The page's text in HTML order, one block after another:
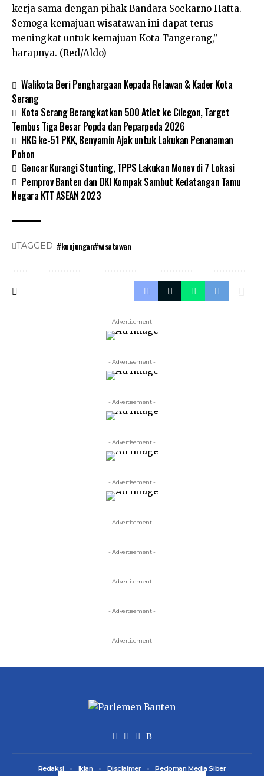
kerja sama dengan pihak Bandara Soekarno Hatta.
Semoga kemajuan wisatawan ini dapat terus
meningkat untuk kemajuan Kota Tangerang,”
harapnya. (Red/Aldo)
Walikota Beri Penghargaan Kepada Relawan & Kader Kota
Serang
Kota Serang Berangkatkan 500 Atlet ke Cilegon, Target
Tembus Tiga Besar Popda dan Peparpeda 2026
HKG ke-51 PKK, Benyamin Ajak untuk Lakukan Penanaman
Pohon
Gencar Kurangi Stunting, TPPS Lakukan Monev di 7 Lokasi
Pemprov Banten dan DKI Kompak Sambut Kedatangan Tamu
Negara KTT ASEAN 2023
TAGGED: #kunjungan#wisatawan
- Advertisement -
- Advertisement -
- Advertisement -
- Advertisement -
- Advertisement -
- Advertisement -
- Advertisement -
- Advertisement -
- Advertisement -
- Advertisement -
Redaksi Iklan Disclaimer Pedoman Media Siber